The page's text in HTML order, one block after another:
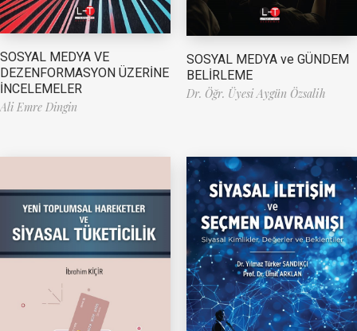
SOSYAL MEDYA VE
DEZENFORMASYON ÜZERİNE
İNCELEMELER
Ali Emre Dingin
SOSYAL MEDYA ve GÜNDEM
BELİRLEME
Dr. Öğr. Üyesi Aygün Özsalih